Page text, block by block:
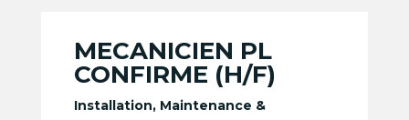
MECANICIEN PL
CONFIRME (H/F)
Installation, Maintenance &